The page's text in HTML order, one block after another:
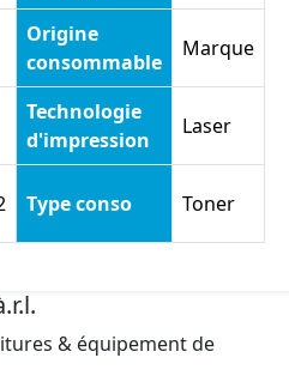
Origine
consommable
Marque
Technologie
d'impression
Laser
Type conso Toner
& équipement de